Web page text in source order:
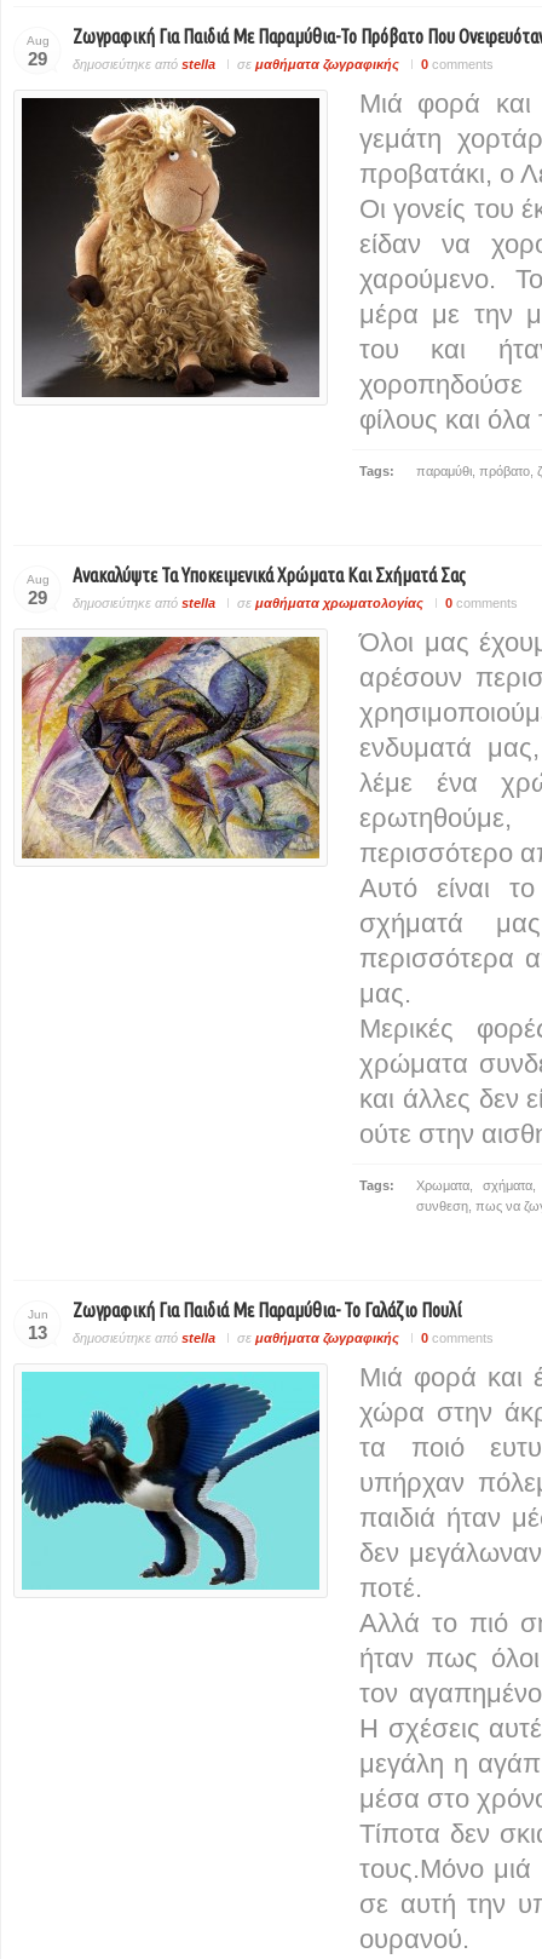
Aug
29
Ζωγραφική Για Παιδιά Με Παραμύθια-Το Πρόβατο Που
δημοσιεύτηκε από stella σε μαθήματα ζωγραφικής 0 comments
Μιά φορά
γεμάτη
προβατάκι, ο
Οι γονείς του
είδαν να
χαρούμενο.
μέρα με την
του και
χοροπηδούσε
φίλους και
Tags: παραμύθι πρόβατο
Aug
29
Ανακαλύψτε Τα Υποκειμενικά Χρώματα Και Σχήματά Σας
δημοσιεύτηκε από stella σε μαθήματα χρωματολογίας 0 comments
Όλοι μας
αρέσουν
ενδυματά
λέμε ένα
περισσότερο
Αυτό είναι
σχήματά
περισσότερα
μας.
Μερικές
χρώματα
και άλλες δεν
ούτε στην
Tags: Χρωματα ,σχήματα
συνθεση πως να
Jun
13
Ζωγραφική Για Παιδιά Με Παραμύθια- Το Γαλάζιο Πουλί
δημοσιεύτηκε από stella σε μαθήματα ζωγραφικής 0 comments
Μιά φορά και
χώρα στην
τα ποιό
υπήρχαν
παιδιά ήταν
δεν μεγάλωναν
ποτέ.
Αλλά το πιό
ήταν πως όλοι
τον
Η σχέσεις
μεγάλη η
μέσα στο
Τίποτα δεν
τους.Μόνο μιά
σε αυτή την
ουρανού.